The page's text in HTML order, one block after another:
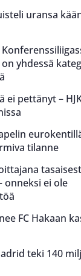
uransa
yhdessä
ei pettänyt –
tilanne
onneksi ei ole
FC Hakaan
teki 140